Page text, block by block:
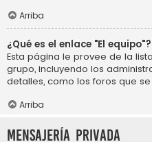
Arriba
¿Qué es el enlace "El equipo"?
Esta página le provee de la
grupo, incluyendo los
detalles, como los foros que
Arriba
Mensajería privada